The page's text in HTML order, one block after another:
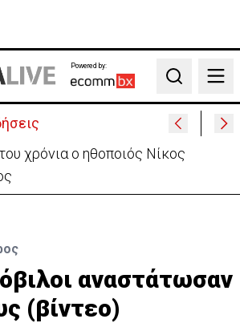
Powered by:
Search
χρόνια ο ηθοποιός Νίκος
αναστάτωσαν
(βίντεο)